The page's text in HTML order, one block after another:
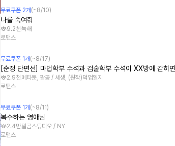
무료쿠폰 2개 (~8/10)
나를 죽여줘
9.2천녹해
로맨스
무료쿠폰 1개 (~8/17)
[순정 단편선] 마법학부 수석과 검술학부 수석이 XX방에 갇히면
2.9천 메타툰, 팔공 / 세생, (원작)덕업일지
로맨스
무료쿠폰 1개 (~8/11 )
복수하는 영애님
2.4만말곰스튜디오 / NY
로맨스